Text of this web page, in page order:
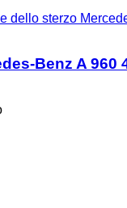
dello sterzo
Benz A 960